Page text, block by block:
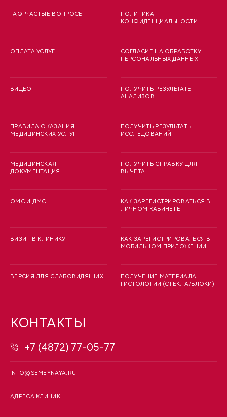
FAQ-ЧАСТЫЕ ВОПРОСЫ
ОПЛАТА УСЛУГ
ВИДЕО
ПРАВИЛА ОКАЗАНИЯ
МЕДИЦИНСКИХ УСЛУГ
МЕДИЦИНСКАЯ
ДОКУМЕНТАЦИЯ
ОМС И ДМС
ВИЗИТ В КЛИНИКУ
ВЕРСИЯ ДЛЯ СЛАБОВИДЯЩИХ
ПОЛИТИКА
КОНФИДЕНЦИАЛЬНОСТИ
СОГЛАСИЕ НА ОБРАБОТКУ
ПЕРСОНАЛЬНЫХ ДАННЫХ
ПОЛУЧИТЬ РЕЗУЛЬТАТЫ
АНАЛИЗОВ
ПОЛУЧИТЬ РЕЗУЛЬТАТЫ
ИССЛЕДОВАНИЙ
ПОЛУЧИТЬ СПРАВКУ ДЛЯ
ВЫЧЕТА
КАК ЗАРЕГИСТРИРОВАТЬСЯ В
ЛИЧНОМ КАБИНЕТЕ
КАК ЗАРЕГИСТРИРОВАТЬСЯ В
МОБИЛЬНОМ ПРИЛОЖЕНИИ
ПОЛУЧЕНИЕ МАТЕРИАЛА
ГИСТОЛОГИИ (СТЕКЛА/БЛОКИ)
КОНТАКТЫ
+7 (4872) 77-05-77
INFO@SEMEYNAYA.RU
АДРЕСА КЛИНИК